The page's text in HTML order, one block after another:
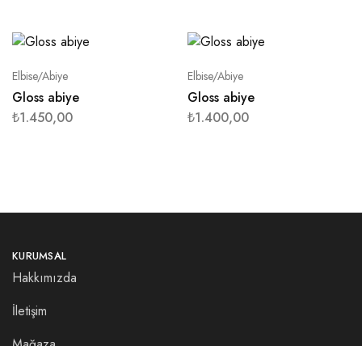
Elbise/Abiye
Gloss abiye
₺1.450,00
Elbise/Abiye
Gloss abiye
₺1.400,00
KURUMSAL
Hakkımızda
İletişim